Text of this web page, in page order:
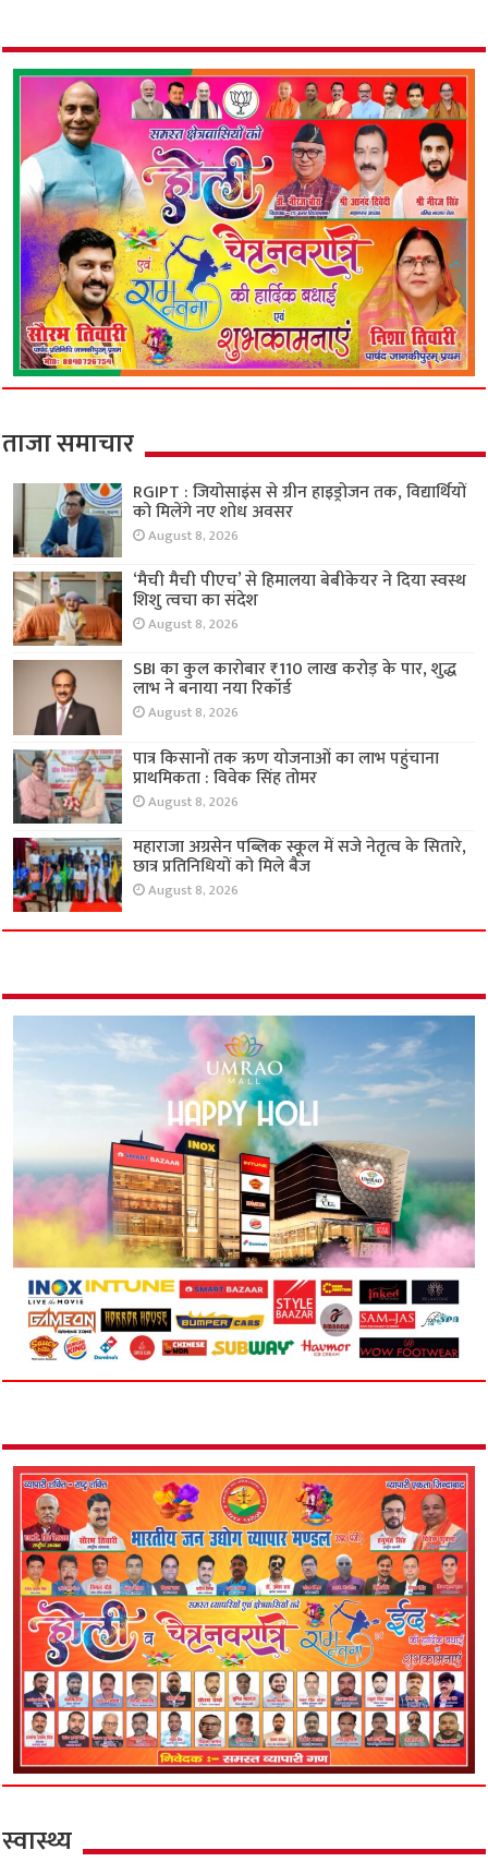
ताजा समाचार
RGIPT : जियोसाइंस से ग्रीन हाइड्रोजन तक, विद्यार्थियों
को मिलेंगे नए शोध अवसर
August 8, 2026
‘मैची मैची पीएच’ से हिमालया बेबीकेयर ने दिया स्वस्थ
शिशु त्वचा का संदेश
August 8, 2026
SBI का कुल कारोबार ₹110 लाख करोड़ के पार, शुद्ध
लाभ ने बनाया नया रिकॉर्ड
August 8, 2026
पात्र किसानों तक ऋण योजनाओं का लाभ पहुंचाना
प्राथमिकता : विवेक सिंह तोमर
August 8, 2026
महाराजा अग्रसेन पब्लिक स्कूल में सजे नेतृत्व के सितारे,
छात्र प्रतिनिधियों को मिले बैज
August 8, 2026
स्वास्थ्य